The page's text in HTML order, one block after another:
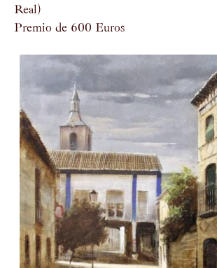
Real)
Premio de 600 Euros